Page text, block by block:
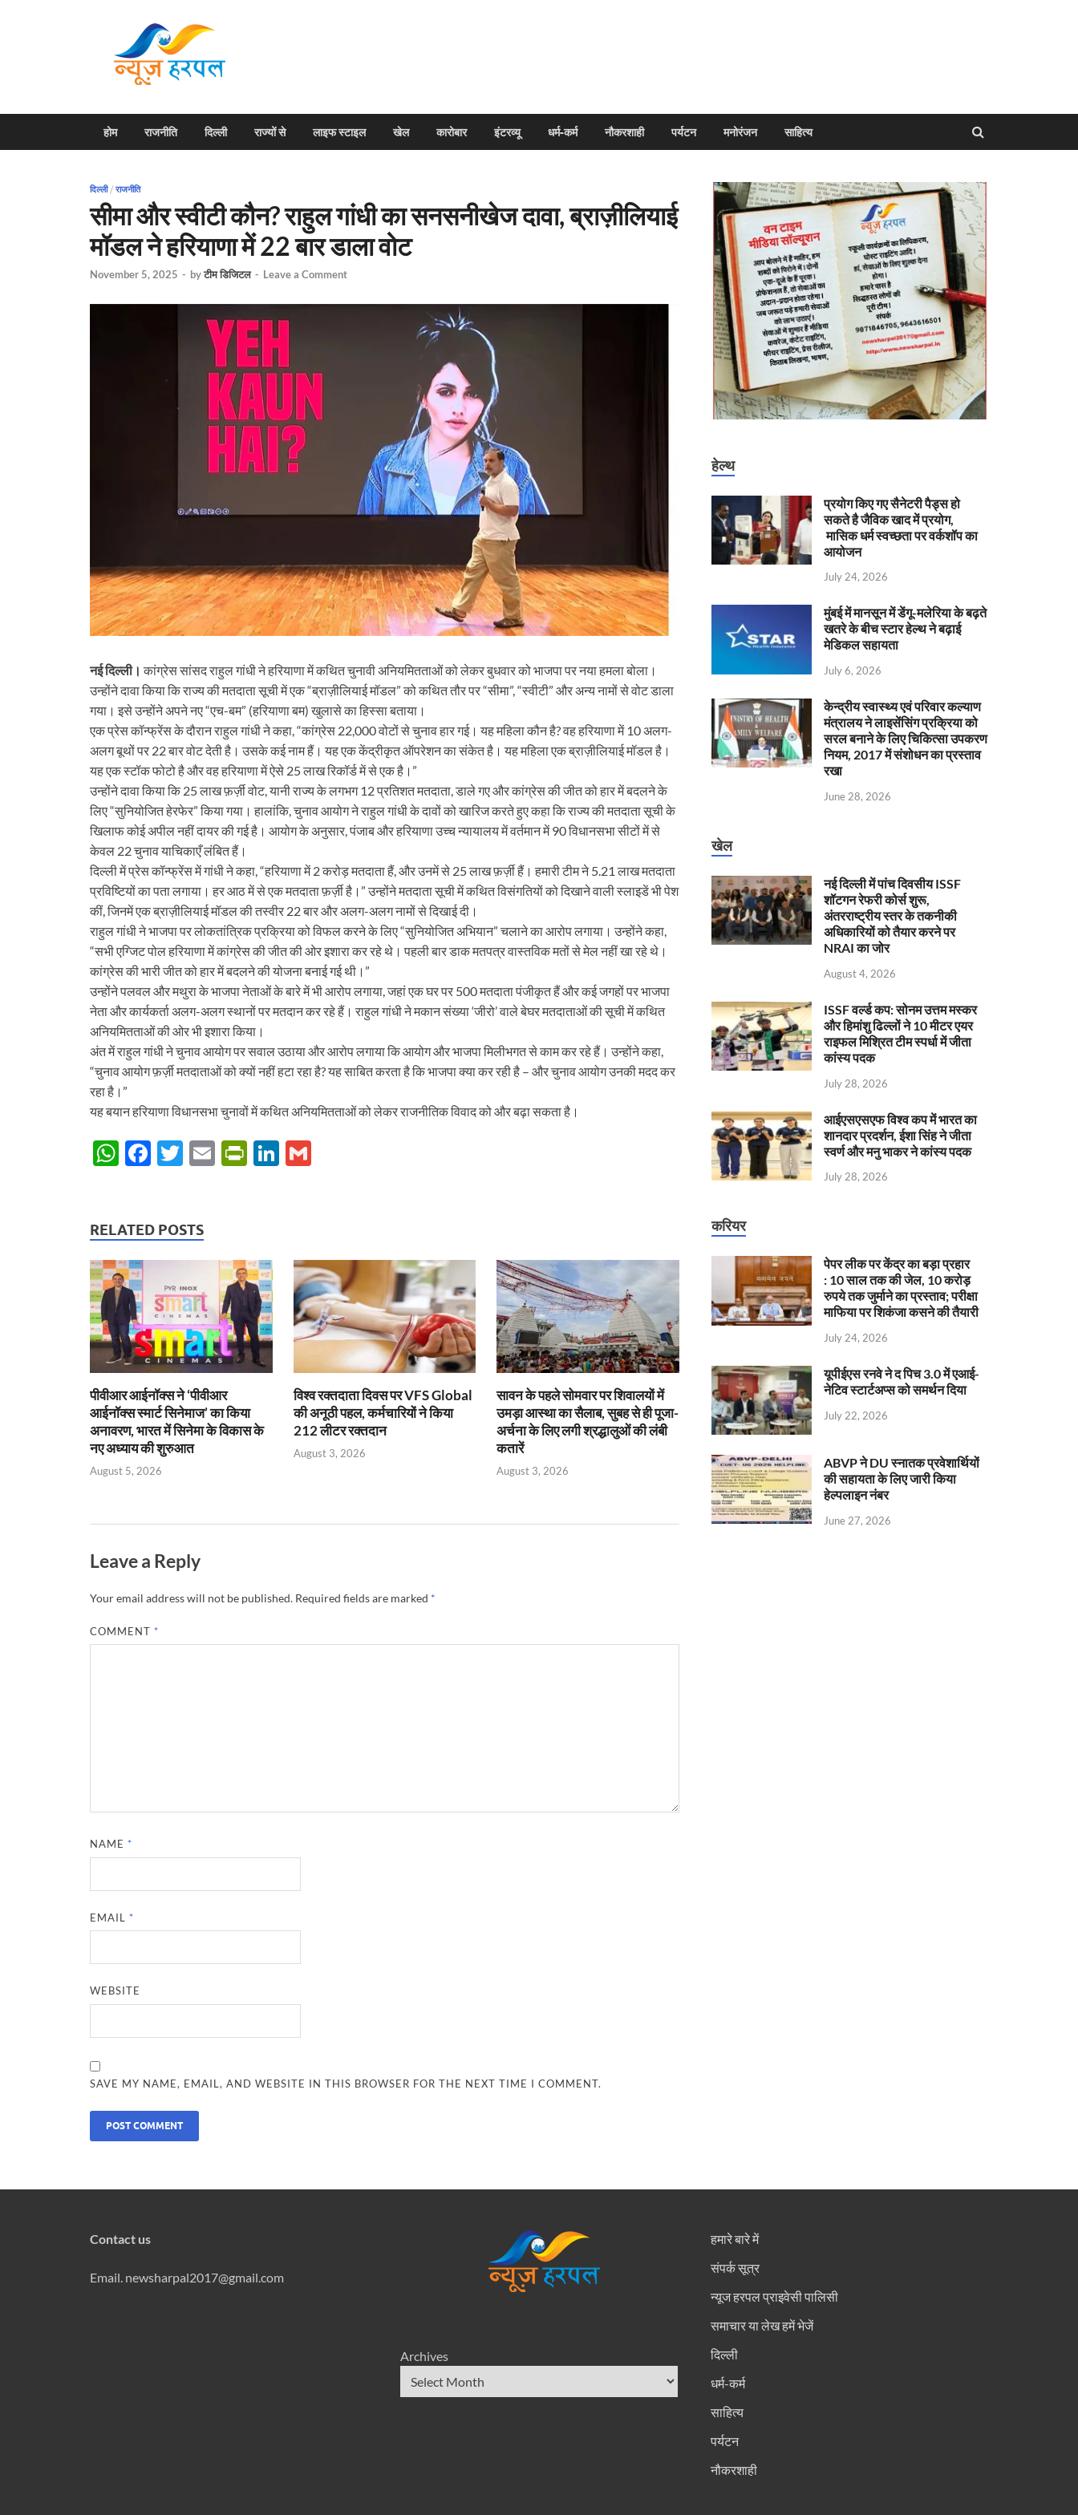
होम राजनीति दिल्ली राज्यों से लाइफ स्टाइल खेल कारोबार इंटरव्यू धर्म-कर्म नौकरशाही पर्यटन मनोरंजन साहित्य
दिल्ली/ राजनीति
सीमा और स्वीटी कौन? राहुल गांधी का सनसनीखेज दावा, ब्राज़ीलियाई
मॉडल ने हरियाणा में 22 बार डाला वोट
November 5, 2025 - byटीम डिजिटल - Leave a Comment
नई दिल्ली। कांग्रेस सांसद राहुल गांधी ने हरियाणा में कथित चुनावी अनियमितताओं को लेकर बुधवार को भाजपा पर नया हमला बोला।
उन्होंने दावा किया कि राज्य की मतदाता सूची में एक “ब्राज़ीलियाई मॉडल” को कथित तौर पर “सीमा”, “स्वीटी” और अन्य नामों से वोट डाला
गया। इसे उन्होंने अपने नए “एच-बम” (हरियाणा बम) खुलासे का हिस्सा बताया।
एक प्रेस कॉन्फ्रेंस के दौरान राहुल गांधी ने कहा, “कांग्रेस 22,000 वोटों से चुनाव हार गई। यह महिला कौन है? वह हरियाणा में 10 अलग-
अलग बूथों पर 22 बार वोट देती है। उसके कई नाम हैं। यह एक केंद्रीकृत ऑपरेशन का संकेत है। यह महिला एक ब्राज़ीलियाई मॉडल है।
यह एक स्टॉक फोटो है और वह हरियाणा में ऐसे 25 लाख रिकॉर्ड में से एक है।”
उन्होंने दावा किया कि 25 लाख फ़र्ज़ी वोट, यानी राज्य के लगभग 12 प्रतिशत मतदाता, डाले गए और कांग्रेस की जीत को हार में बदलने के
लिए “सुनियोजित हेरफेर” किया गया। हालांकि, चुनाव आयोग ने राहुल गांधी के दावों को खारिज करते हुए कहा कि राज्य की मतदाता सूची के
खिलाफ कोई अपील नहीं दायर की गई है। आयोग के अनुसार, पंजाब और हरियाणा उच्च न्यायालय में वर्तमान में 90 विधानसभा सीटों में से
केवल 22 चुनाव याचिकाएँ लंबित हैं।
दिल्ली में प्रेस कॉन्फ्रेंस में गांधी ने कहा, “हरियाणा में 2 करोड़ मतदाता हैं, और उनमें से 25 लाख फ़र्ज़ी हैं। हमारी टीम ने 5.21 लाख मतदाता
प्रविष्टियों का पता लगाया। हर आठ में से एक मतदाता फ़र्ज़ी है।” उन्होंने मतदाता सूची में कथित विसंगतियों को दिखाने वाली स्लाइडें भी पेश
कीं, जिनमें एक ब्राज़ीलियाई मॉडल की तस्वीर 22 बार और अलग-अलग नामों से दिखाई दी।
राहुल गांधी ने भाजपा पर लोकतांत्रिक प्रक्रिया को विफल करने के लिए “सुनियोजित अभियान” चलाने का आरोप लगाया। उन्होंने कहा,
“सभी एग्जिट पोल हरियाणा में कांग्रेस की जीत की ओर इशारा कर रहे थे। पहली बार डाक मतपत्र वास्तविक मतों से मेल नहीं खा रहे थे।
कांग्रेस की भारी जीत को हार में बदलने की योजना बनाई गई थी।”
उन्होंने पलवल और मथुरा के भाजपा नेताओं के बारे में भी आरोप लगाया, जहां एक घर पर 500 मतदाता पंजीकृत हैं और कई जगहों पर भाजपा
नेता और कार्यकर्ता अलग-अलग स्थानों पर मतदान कर रहे हैं। राहुल गांधी ने मकान संख्या ‘जीरो’ वाले बेघर मतदाताओं की सूची में कथित
अनियमितताओं की ओर भी इशारा किया।
अंत में राहुल गांधी ने चुनाव आयोग पर सवाल उठाया और आरोप लगाया कि आयोग और भाजपा मिलीभगत से काम कर रहे हैं। उन्होंने कहा,
“चुनाव आयोग फ़र्ज़ी मतदाताओं को क्यों नहीं हटा रहा है? यह साबित करता है कि भाजपा क्या कर रही है – और चुनाव आयोग उनकी मदद कर
रहा है।”
यह बयान हरियाणा विधानसभा चुनावों में कथित अनियमितताओं को लेकर राजनीतिक विवाद को और बढ़ा सकता है।
W
s
A
p
p
F
b
o
o
k
T
er
E
P
ie
n
dl
y
Li
dI
RELATED POSTS
पीवीआर आईनॉक्स ने ‘पीवीआर
आईनॉक्स स्मार्ट सिनेमाज’ का किया
अनावरण, भारत में सिनेमा के विकास के
नए अध्याय की शुरुआत
August 5, 2026
विश्व रक्तदाता दिवस पर VFS Global
की अनूठी पहल, कर्मचारियों ने किया
212 लीटर रक्तदान
August 3, 2026
सावन के पहले सोमवार पर शिवालयों में
उमड़ा आस्था का सैलाब, सुबह से ही पूजा-
अर्चना के लिए लगी श्रद्धालुओं की लंबी
कतारें
August 3, 2026
Leave a Reply
Your email address will not be published. Required fields are marked *
COMMENT *
NAME *
EMAIL *
WEBSITE
SAVE MY NAME, EMAIL, AND WEBSITE IN THIS BROWSER FOR THE NEXT TIME I COMMENT.
हेल्थ
प्रयोग किए गए सैनेटरी पैड्स हो
सकते है जैविक खाद में प्रयोग,
मासिक धर्म स्वच्छता पर वर्कशॉप का
आयोजन
July 24, 2026
मुंबई में मानसून में डेंगू-मलेरिया के बढ़ते
खतरे के बीच स्टार हेल्थ ने बढ़ाई
मेडिकल सहायता
July 6, 2026
केन्‍द्रीय स्वास्थ्य एवं परिवार कल्याण
मंत्रालय ने लाइसेंसिंग प्रक्रिया को
सरल बनाने के लिए चिकित्सा उपकरण
नियम, 2017 में संशोधन का प्रस्ताव
रखा
June 28, 2026
खेल
नई दिल्ली में पांच दिवसीय ISSF
शॉटगन रेफरी कोर्स शुरू,
अंतरराष्ट्रीय स्तर के तकनीकी
अधिकारियों को तैयार करने पर
NRAI का जोर
August 4, 2026
ISSF वर्ल्ड कप: सोनम उत्तम मस्कर
और हिमांशु ढिल्लों ने 10 मीटर एयर
राइफल मिश्रित टीम स्पर्धा में जीता
कांस्य पदक
July 28, 2026
आईएसएसएफ विश्व कप में भारत का
शानदार प्रदर्शन, ईशा सिंह ने जीता
स्वर्ण और मनु भाकर ने कांस्य पदक
July 28, 2026
करियर
पेपर लीक पर केंद्र का बड़ा प्रहार
: 10 साल तक की जेल, 10 करोड़
रुपये तक जुर्माने का प्रस्ताव; परीक्षा
माफिया पर शिकंजा कसने की तैयारी
July 24, 2026
यूपीईएस रनवे ने द पिच 3.0 में एआई-
नेटिव स्टार्टअप्स को समर्थन दिया
July 22, 2026
ABVP ने DU स्नातक प्रवेशार्थियों
की सहायता के लिए जारी किया
हेल्पलाइन नंबर
June 27, 2026
Contact us
Email. newsharpal2017@gmail.com
Archives
हमारे बारे में
संपर्क सूत्र
न्यूज हरपल प्राइवेसी पालिसी
समाचार या लेख हमें भेजें
दिल्ली
धर्म-कर्म
साहित्य
पर्यटन
नौकरशाही